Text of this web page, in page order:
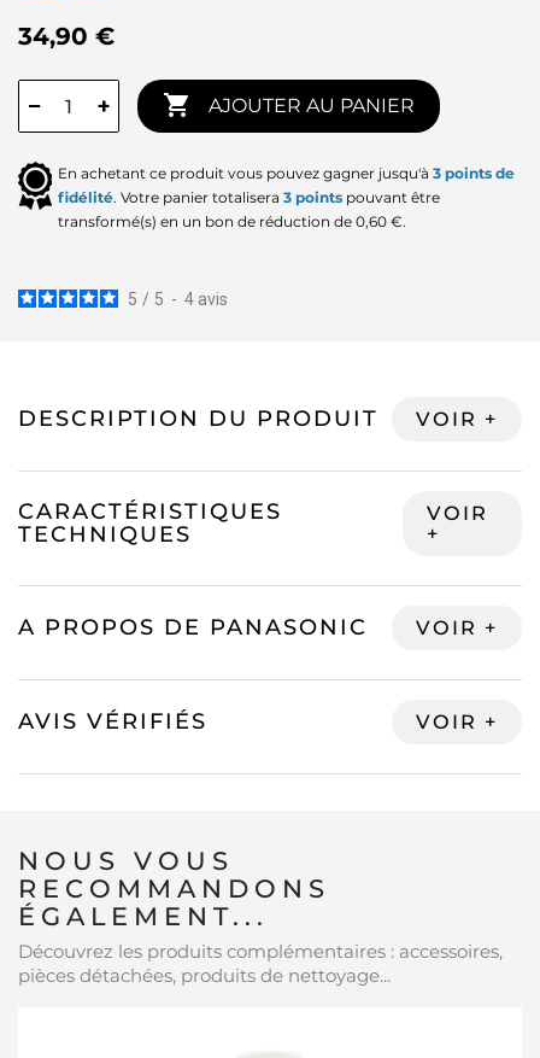
34,90 €
− +  AJOUTER AU PANIER
En achetant ce produit vous pouvez gagner jusqu'à 3 points de
fidélité. Votre panier totalisera 3 points pouvant être
transformé(s) en un bon de réduction de 0,60 €.
5 / 5 - 4 avis
DESCRIPTION DU PRODUIT
CARACTÉRISTIQUES
TECHNIQUES
A PROPOS DE PANASONIC
AVIS VÉRIFIÉS
NOUS VOUS
RECOMMANDONS
ÉGALEMENT...
Découvrez les produits complémentaires : accessoires,
pièces détachées, produits de nettoyage...